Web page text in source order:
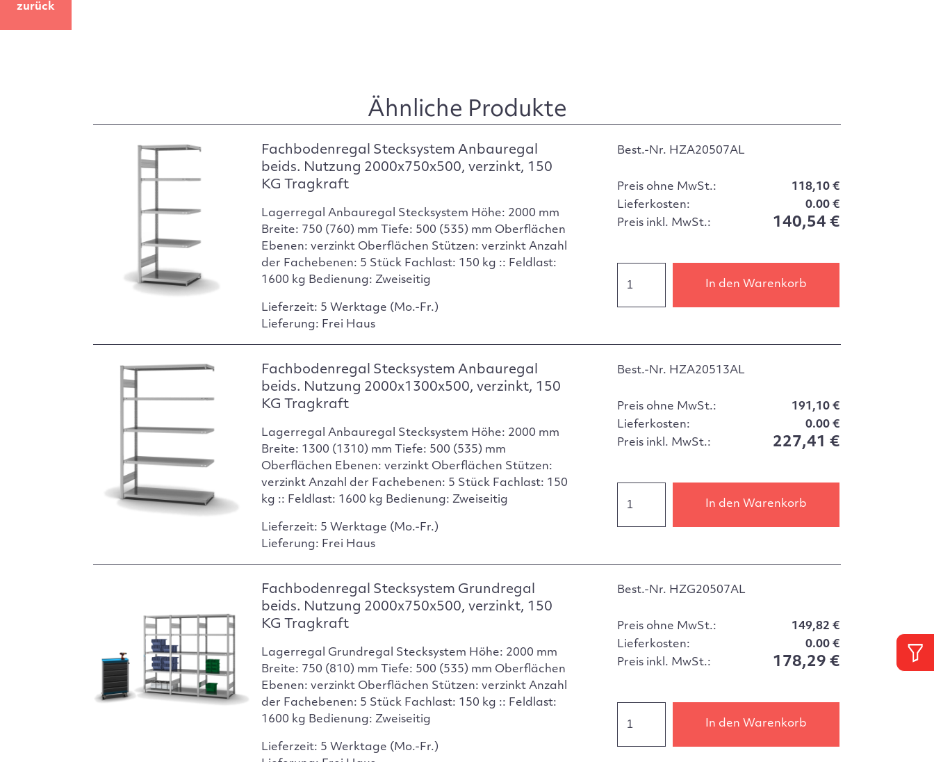
zurück
Ähnliche Produkte
Fachbodenregal Stecksystem Anbauregal
beids. Nutzung 2000x750x500, verzinkt, 150
KG Tragkraft
Lagerregal Anbauregal Stecksystem Höhe: 2000 mm
Breite: 750 (760) mm Tiefe: 500 (535) mm Oberflächen
Ebenen: verzinkt Oberflächen Stützen: verzinkt Anzahl
der Fachebenen: 5 Stück Fachlast: 150 kg :: Feldlast:
1600 kg Bedienung: Zweiseitig
Lieferzeit: 5 Werktage (Mo.-Fr.)
Lieferung: Frei Haus
Best.-Nr. HZA20507AL
Preis ohne MwSt.:
118,10 €
Lieferkosten:
0.00 €
Preis inkl. MwSt.:
140,54 €
In den Warenkorb
Fachbodenregal Stecksystem Anbauregal
beids. Nutzung 2000x1300x500, verzinkt, 150
KG Tragkraft
Lagerregal Anbauregal Stecksystem Höhe: 2000 mm
Breite: 1300 (1310) mm Tiefe: 500 (535) mm
Oberflächen Ebenen: verzinkt Oberflächen Stützen:
verzinkt Anzahl der Fachebenen: 5 Stück Fachlast: 150
kg :: Feldlast: 1600 kg Bedienung: Zweiseitig
Lieferzeit: 5 Werktage (Mo.-Fr.)
Lieferung: Frei Haus
Best.-Nr. HZA20513AL
Preis ohne MwSt.:
191,10 €
Lieferkosten:
0.00 €
Preis inkl. MwSt.:
227,41 €
In den Warenkorb
Fachbodenregal Stecksystem Grundregal
beids. Nutzung 2000x750x500, verzinkt, 150
KG Tragkraft
Lagerregal Grundregal Stecksystem Höhe: 2000 mm
Breite: 750 (810) mm Tiefe: 500 (535) mm Oberflächen
Ebenen: verzinkt Oberflächen Stützen: verzinkt Anzahl
der Fachebenen: 5 Stück Fachlast: 150 kg :: Feldlast:
1600 kg Bedienung: Zweiseitig
Lieferzeit: 5 Werktage (Mo.-Fr.)
Best.-Nr. HZG20507AL
Preis ohne MwSt.:
149,82 €
Lieferkosten:
0.00 €
Preis inkl. MwSt.:
178,29 €
In den Warenkorb